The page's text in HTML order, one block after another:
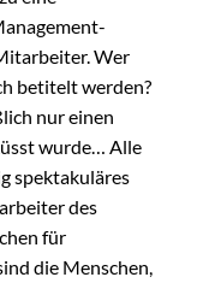
Wer
betitelt werden?
nur einen
wurde… Alle
spektakuläres
des
für
die Menschen,